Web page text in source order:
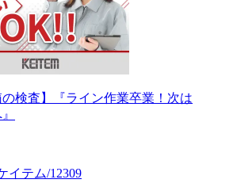
の検査】『ライン作業卒業！次は
イテム/12309